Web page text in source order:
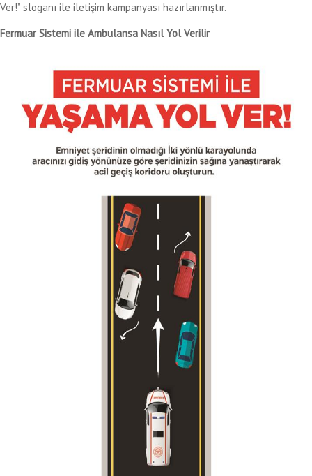
Ver!” sloganı ile iletişim kampanyası hazırlanmıştır.
Fermuar Sistemi ile Ambulansa Nasıl Yol Verilir